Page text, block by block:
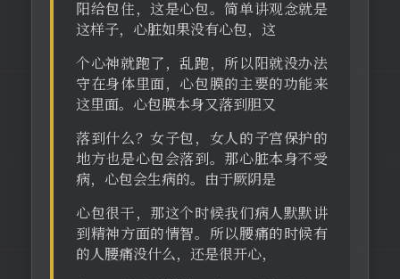
阳给包住，这是心包。简单讲观念就是
这样子，心脏如果没有心包，这
个心神就跑了，乱跑，所以阳就没办法
守在身体里面，心包膜的主要的功能来
这里面。心包膜本身又落到胆又
落到什么？女子包，女人的子宫保护的
地方也是心包会落到。那心脏本身不受
病，心包会生病的。由于厥阴是
心包很干，那这个时候我们病人默默讲
到精神方面的情智。所以腰痛的时候有
的人腰痛没什么，还是很开心，